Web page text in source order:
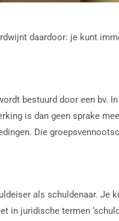
daardoor: je kunt
bestuurd door een bv.
is dan geen sprake
Die
als schuldenaar. Je
juridische termen